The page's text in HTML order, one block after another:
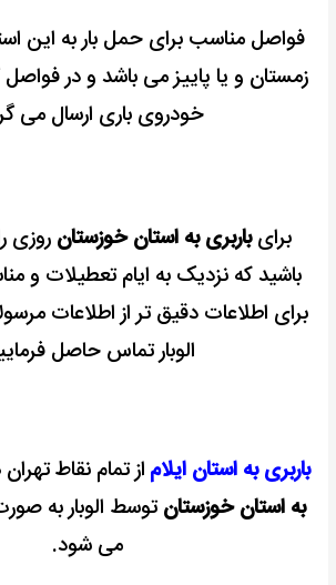
فواصل مناسب برای حمل بار به این
زمستان و یا پاییز می باشد و در
خودروی باری ارسال می
برایباربری به استان خوزستان روزی
باشید که نزدیک به ایام تعطیلات و
برای اطلاعات دقیق تر از اطلاعات
الوبار تماس حاصل
باربری به استان ایلام از تمام نقاط
به استان خوزستانتوسط الوبار به
می شود.